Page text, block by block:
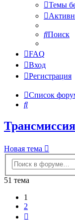
Темы
Поиск
FAQ
Вход
Регистрация
Список
Поиск
Трансмиссия
Новая тема
51 тема
1
2